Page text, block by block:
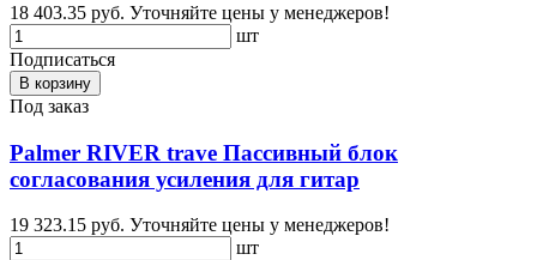
18 403.35 руб. Уточняйте цены у менеджеров!
шт
Подписаться
В корзину
Под заказ
Palmer RIVER trave Пассивный блок
согласования усиления для гитар
19 323.15 руб. Уточняйте цены у менеджеров!
шт